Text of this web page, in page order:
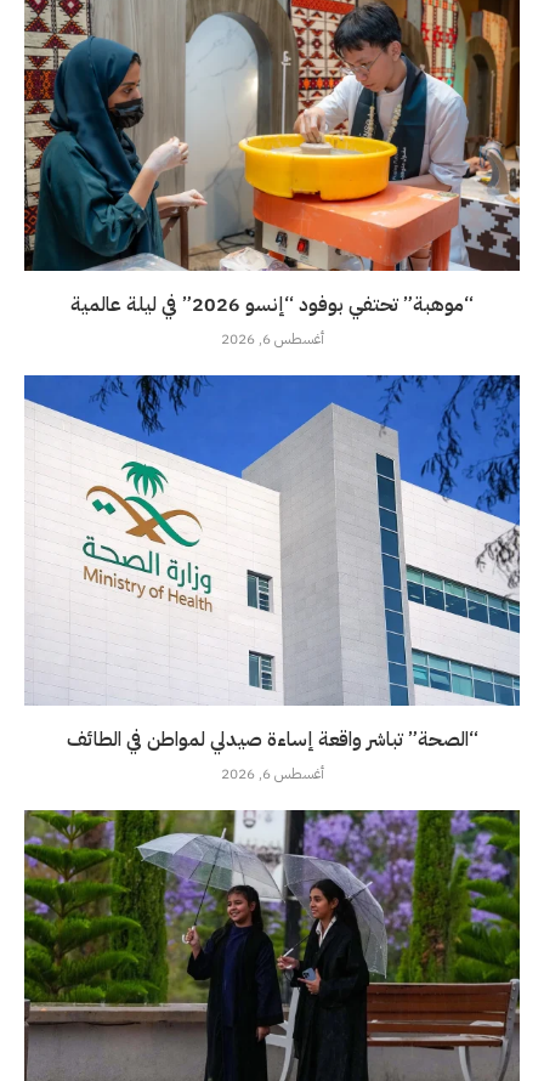
“موهبة” تحتفي بوفود “إنسو 2026” في ليلة عالمية
أغسطس 6, 2026
“الصحة” تباشر واقعة إساءة صيدلي لمواطن في الطائف
أغسطس 6, 2026